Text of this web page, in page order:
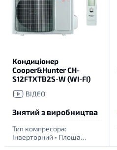
Кондиціонер
Cooper&Hunter CH-
S12FTXTB2S-W (WI-FI)
ВІДЕО
Знятий з виробництва
Тип компресора:
Інверторний • Площа
обігріву приміщення, м. кв: